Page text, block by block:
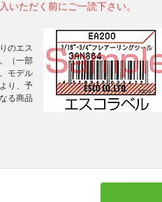
いただく前にご一読下さい。
のエス
（一部
モデル
り、予
る商品